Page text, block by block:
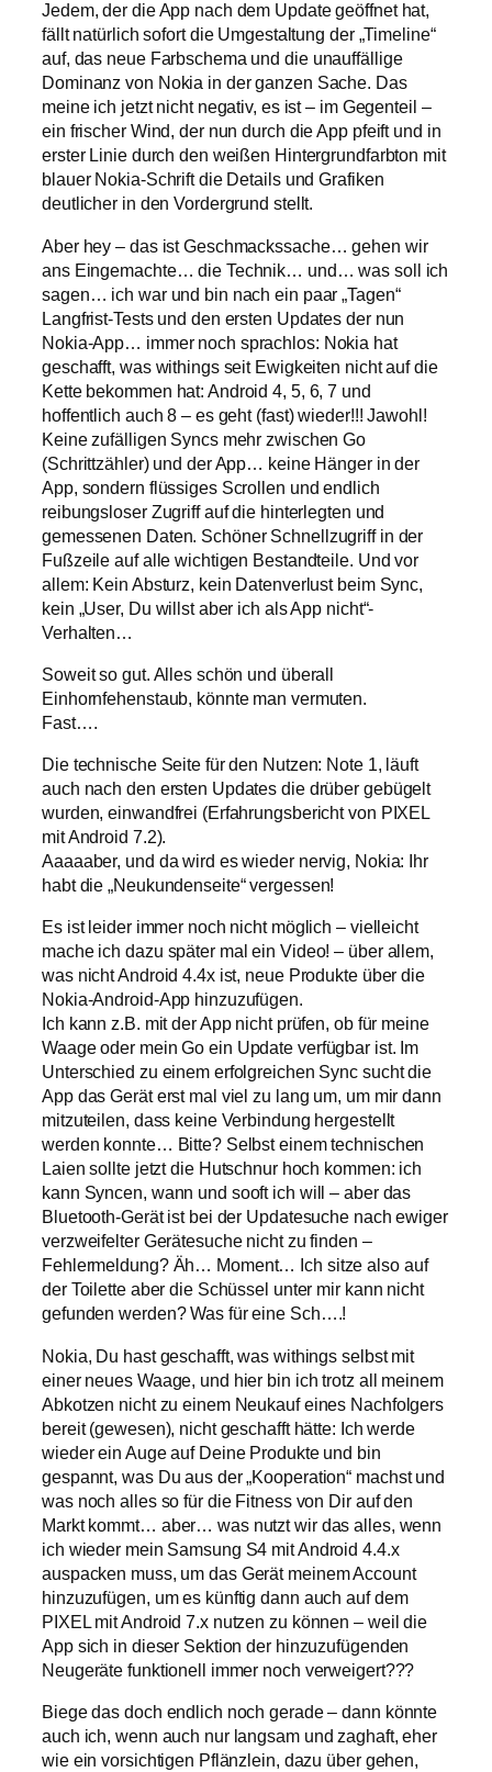
Jedem, der die App nach dem Update geöffnet hat,
fällt natürlich sofort die Umgestaltung der „Timeline“
auf, das neue Farbschema und die unauffällige
Dominanz von Nokia in der ganzen Sache. Das
meine ich jetzt nicht negativ, es ist – im Gegenteil –
ein frischer Wind, der nun durch die App pfeift und in
erster Linie durch den weißen Hintergrundfarbton mit
blauer Nokia-Schrift die Details und Grafiken
deutlicher in den Vordergrund stellt.
Aber hey – das ist Geschmackssache… gehen wir
ans Eingemachte… die Technik… und… was soll ich
sagen… ich war und bin nach ein paar „Tagen“
Langfrist-Tests und den ersten Updates der nun
Nokia-App… immer noch sprachlos: Nokia hat
geschafft, was withings seit Ewigkeiten nicht auf die
Kette bekommen hat: Android 4, 5, 6, 7 und
hoffentlich auch 8 – es geht (fast) wieder!!! Jawohl!
Keine zufälligen Syncs mehr zwischen Go
(Schrittzähler) und der App… keine Hänger in der
App, sondern flüssiges Scrollen und endlich
reibungsloser Zugriff auf die hinterlegten und
gemessenen Daten. Schöner Schnellzugriff in der
Fußzeile auf alle wichtigen Bestandteile. Und vor
allem: Kein Absturz, kein Datenverlust beim Sync,
kein „User, Du willst aber ich als App nicht“-
Verhalten…
Soweit so gut. Alles schön und überall
Einhornfehenstaub, könnte man vermuten.
Fast….
Die technische Seite für den Nutzen: Note 1, läuft
auch nach den ersten Updates die drüber gebügelt
wurden, einwandfrei (Erfahrungsbericht von PIXEL
mit Android 7.2).
Aaaaaber, und da wird es wieder nervig, Nokia: Ihr
habt die „Neukundenseite“ vergessen!
Es ist leider immer noch nicht möglich – vielleicht
mache ich dazu später mal ein Video! – über allem,
was nicht Android 4.4x ist, neue Produkte über die
Nokia-Android-App hinzuzufügen.
Ich kann z.B. mit der App nicht prüfen, ob für meine
Waage oder mein Go ein Update verfügbar ist. Im
Unterschied zu einem erfolgreichen Sync sucht die
App das Gerät erst mal viel zu lang um, um mir dann
mitzuteilen, dass keine Verbindung hergestellt
werden konnte… Bitte? Selbst einem technischen
Laien sollte jetzt die Hutschnur hoch kommen: ich
kann Syncen, wann und sooft ich will – aber das
Bluetooth-Gerät ist bei der Updatesuche nach ewiger
verzweifelter Gerätesuche nicht zu finden –
Fehlermeldung? Äh… Moment… Ich sitze also auf
der Toilette aber die Schüssel unter mir kann nicht
gefunden werden? Was für eine Sch….!
Nokia, Du hast geschafft, was withings selbst mit
einer neues Waage, und hier bin ich trotz all meinem
Abkotzen nicht zu einem Neukauf eines Nachfolgers
bereit (gewesen), nicht geschafft hätte: Ich werde
wieder ein Auge auf Deine Produkte und bin
gespannt, was Du aus der „Kooperation“ machst und
was noch alles so für die Fitness von Dir auf den
Markt kommt… aber… was nutzt wir das alles, wenn
ich wieder mein Samsung S4 mit Android 4.4.x
auspacken muss, um das Gerät meinem Account
hinzuzufügen, um es künftig dann auch auf dem
PIXEL mit Android 7.x nutzen zu können – weil die
App sich in dieser Sektion der hinzuzufügenden
Neugeräte funktionell immer noch verweigert???
Biege das doch endlich noch gerade – dann könnte
auch ich, wenn auch nur langsam und zaghaft, eher
wie ein vorsichtigen Pflänzlein, dazu über gehen,